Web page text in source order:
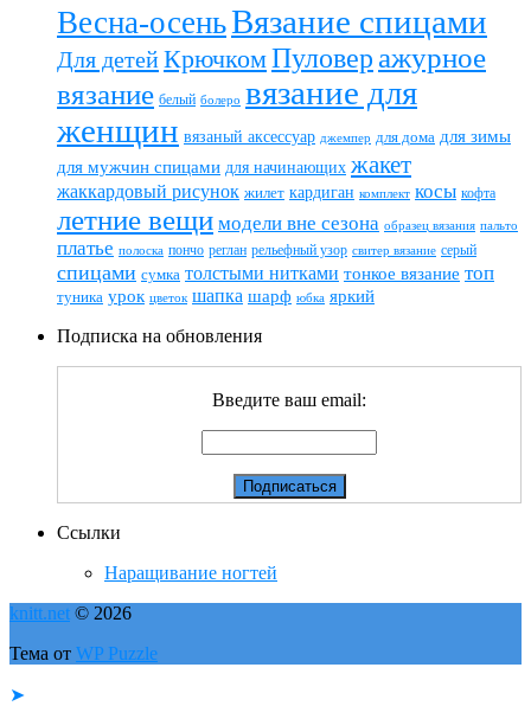
Весна-осеньВязание спицами
Для детейКрючкомПуловер ажурное
вязание белый болеро вязание для
женщин вязаный аксессуар джемпер для дома для зимы
для мужчин спицами для начинающих жакет
жаккардовый рисунок жилет кардиган комплект косы кофта
летние вещи модели вне сезона образец вязания пальто
платье полоска пончо реглан рельефный узор свитер вязание серый
спицами сумка толстыми нитками тонкое вязание топ
туника урок цветок шапка шарф юбка яркий
Подписка на обновления
Введите ваш email:
Ссылки
Наращивание ногтей
knitt.net © 2026
Тема от WP Puzzle
➤